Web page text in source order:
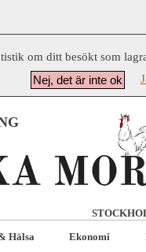
om ditt besökt som
Nej, det är inte ok
Hälsa Ekonomi